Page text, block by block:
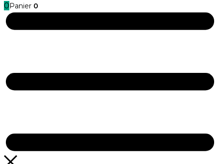
0 Panier 0